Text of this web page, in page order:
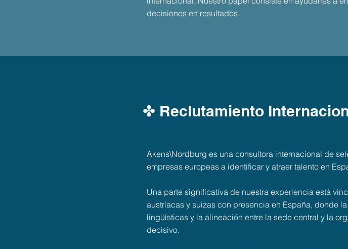
decisiones en resultados.
✤ Reclutamiento
Akens\Nordburg es una consultora internacional de
empresas europeas a identificar y atraer talento en
Una parte significativa de nuestra experiencia está
austríacas y suizas con presencia en España, donde
lingüísticas y la alineación entre la sede central y la
decisivo.